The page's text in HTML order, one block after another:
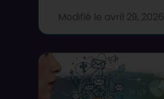
Modifié le avril 29, 2026